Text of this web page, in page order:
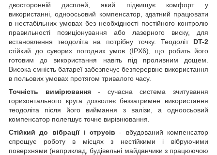
двосторонній дисплей, який підвищує комфорт у
використанні, одноосьовий компенсатор, здатний працювати
в нестабільних умовах без необхідності постійного контролю
правильності позиціонування або лазерного виску, для
встановлення теодоліта на потрібну точку. Теодоліт DT-2
стійкий до суворих погодних умов (IPX6), що робить його
готовим до використання навіть під проливним дощем.
Висока ємність батареї забезпечує безперервне використання
в польових умовах протягом тривалого часу.
Точність вимірювання- сучасна система зчитування
горизонтального круга дозволяє беззатримне використання
теодоліта після його виймання з валізи, а одноосьовий
компенсатор полегшує точне вирівнювання.
Стійкий до вібрації і струсів - вбудований компенсатор
спрощує роботу в місцях з нестійкими і вібруючими
поверхнями (наприклад, будівельні майданчики з працюючою